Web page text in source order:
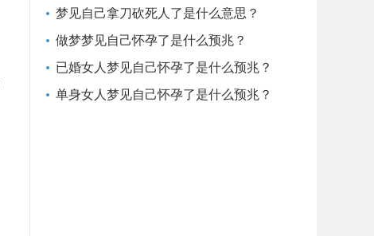
梦见自己拿刀砍死人了是什么意思？
做梦梦见自己怀孕了是什么预兆？
已婚女人梦见自己怀孕了是什么预兆？
单身女人梦见自己怀孕了是什么预兆？